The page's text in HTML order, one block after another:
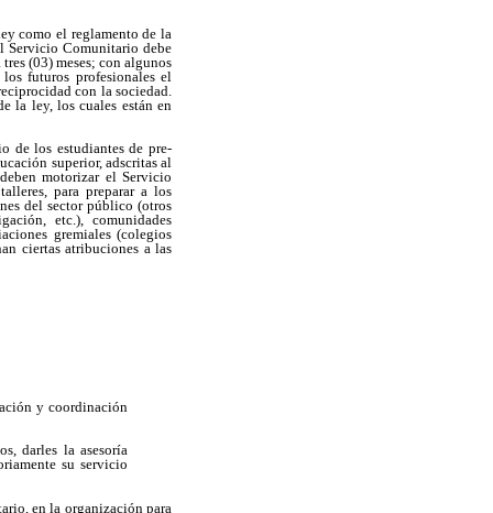
como el reglamento de la
Servicio Comunitario debe
(03) meses; con algunos
futuros profesionales el
con la sociedad.
la ley, los cuales están en
de los estudiantes de pre-
superior, adscritas al
motorizar el Servicio
para preparar a los
del sector público (otros
etc.), comunidades
gremiales (colegios
ciertas atribuciones a las
y coordinación
darles la asesoría
su servicio
en la organización para